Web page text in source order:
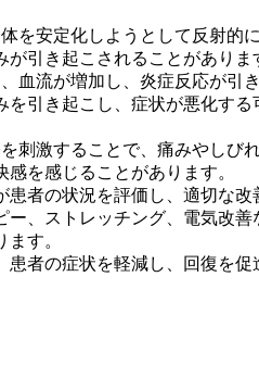
を安定化しようとして反射的
引き起こされることがありま
血流が増加し、炎症反応が引
を引き起こし、症状が悪化する
刺激することで、痛みやしび
を感じることがあります。
者の状況を評価し、適切な改
、ストレッチング、電気改善
す。
者の症状を軽減し、回復を促